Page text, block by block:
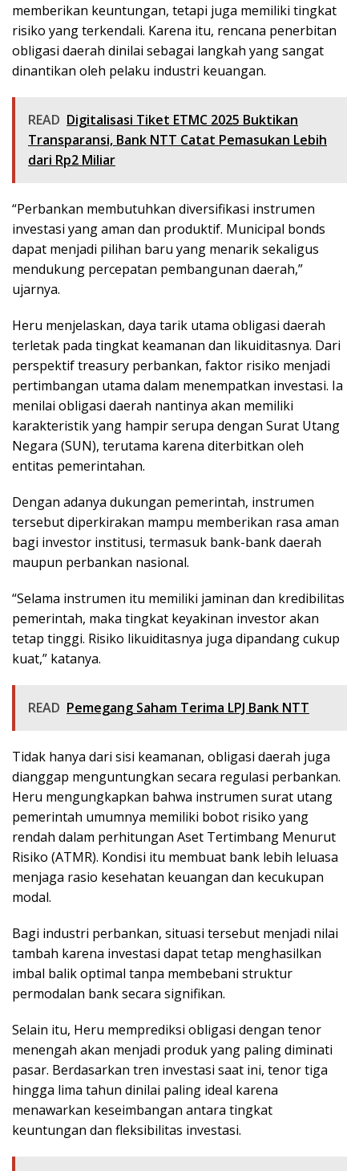
memberikan keuntungan, tetapi juga memiliki tingkat
risiko yang terkendali. Karena itu, rencana penerbitan
obligasi daerah dinilai sebagai langkah yang sangat
dinantikan oleh pelaku industri keuangan.
READ Digitalisasi Tiket ETMC 2025 Buktikan
Transparansi, Bank NTT Catat Pemasukan Lebih
dari Rp2 Miliar
“Perbankan membutuhkan diversifikasi instrumen
investasi yang aman dan produktif. Municipal bonds
dapat menjadi pilihan baru yang menarik sekaligus
mendukung percepatan pembangunan daerah,”
ujarnya.
Heru menjelaskan, daya tarik utama obligasi daerah
terletak pada tingkat keamanan dan likuiditasnya. Dari
perspektif treasury perbankan, faktor risiko menjadi
pertimbangan utama dalam menempatkan investasi. Ia
menilai obligasi daerah nantinya akan memiliki
karakteristik yang hampir serupa dengan Surat Utang
Negara (SUN), terutama karena diterbitkan oleh
entitas pemerintahan.
Dengan adanya dukungan pemerintah, instrumen
tersebut diperkirakan mampu memberikan rasa aman
bagi investor institusi, termasuk bank-bank daerah
maupun perbankan nasional.
“Selama instrumen itu memiliki jaminan dan kredibilitas
pemerintah, maka tingkat keyakinan investor akan
tetap tinggi. Risiko likuiditasnya juga dipandang cukup
kuat,” katanya.
READ Pemegang Saham Terima LPJ Bank NTT
Tidak hanya dari sisi keamanan, obligasi daerah juga
dianggap menguntungkan secara regulasi perbankan.
Heru mengungkapkan bahwa instrumen surat utang
pemerintah umumnya memiliki bobot risiko yang
rendah dalam perhitungan Aset Tertimbang Menurut
Risiko (ATMR). Kondisi itu membuat bank lebih leluasa
menjaga rasio kesehatan keuangan dan kecukupan
modal.
Bagi industri perbankan, situasi tersebut menjadi nilai
tambah karena investasi dapat tetap menghasilkan
imbal balik optimal tanpa membebani struktur
permodalan bank secara signifikan.
Selain itu, Heru memprediksi obligasi dengan tenor
menengah akan menjadi produk yang paling diminati
pasar. Berdasarkan tren investasi saat ini, tenor tiga
hingga lima tahun dinilai paling ideal karena
menawarkan keseimbangan antara tingkat
keuntungan dan fleksibilitas investasi.